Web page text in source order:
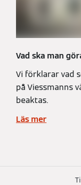
Vad ska man
Vi förklarar vad
på Viessmanns
beaktas.
Läs mer